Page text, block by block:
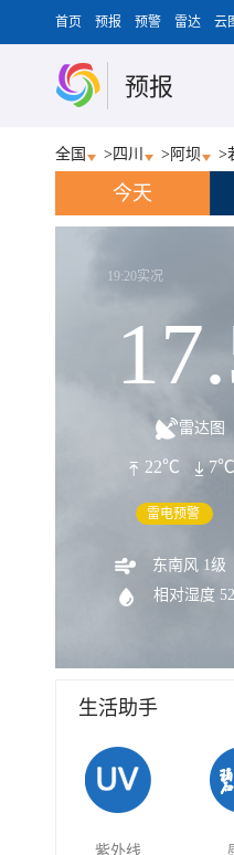
首页 预报 预警 雷达 云
预报
全国 >四川 >阿坝 >
今天
19:20实况
雷达图
22℃ 7℃
雷电预警
东南风 1级
相对湿度
生活助手
紫外线